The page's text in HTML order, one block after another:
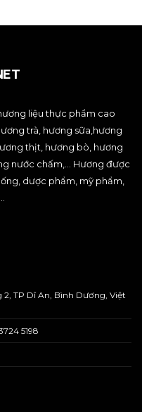
liệu thực phẩm cao
trà, hương sữa,hương
thịt, hương bò, hương
nước chấm,… Hương được
dược phẩm, mỹ phẩm,
TP Dĩ An, Bình Dương, Việt
5198